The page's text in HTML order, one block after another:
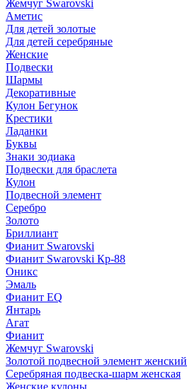
Жемчуг Swarovski
Аметис
Для детей золотые
Для детей серебряные
Женские
Подвески
Шармы
Декоративные
Кулон Бегунок
Крестики
Ладанки
Буквы
Знаки зодиака
Подвески для браслета
Кулон
Подвесной элемент
Серебро
Золото
Бриллиант
Фианит Swarovski
Фианит Swarovski Кр-88
Оникс
Эмаль
Фианит EQ
Янтарь
Агат
Фианит
Жемчуг Swarovski
Золотой подвесной элемент женcкий
Серебряная подвеска-шарм женская
Женские кулоны